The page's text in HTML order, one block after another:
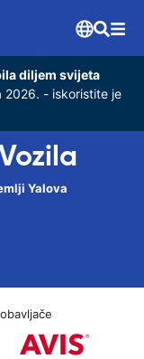
diljem svijeta
2026. - iskoristite je
Yalova